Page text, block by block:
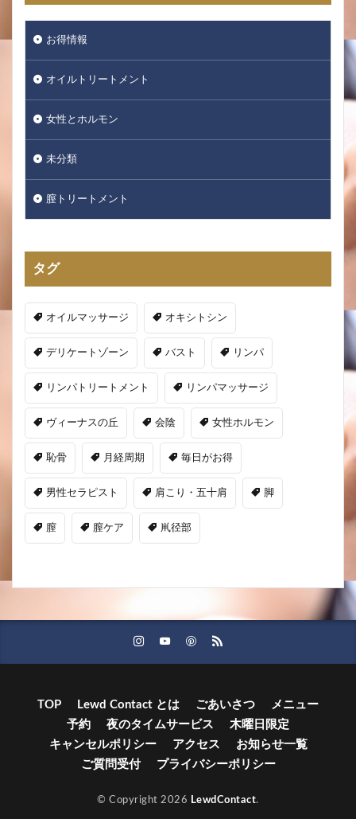
お得情報
オイルトリートメント
女性とホルモン
未分類
膣トリートメント
タグ
オイルマッサージ オキシトシン
デリケートゾーン バスト リンパ
リンパトリートメント リンパマッサージ
ヴィーナスの丘 会陰 女性ホルモン
恥骨 月経周期 毎日がお得
男性セラピスト 肩こり・五十肩 脚
膣 膣ケア 鼡径部
TOP Lewd Contact とは ごあいさつ
メニュー
予約
夜のタイムサービス
木曜日限定
キャンセルポリシー
アクセス
お知らせ一覧
ご質問受付
プライバシーポリシー
© Copyright 2026 LewdContact.